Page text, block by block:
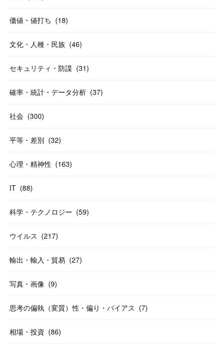
価値・値打ち (18)
文化・人種・民族 (46)
セキュリティ・防諜 (31)
確率・統計・データ分析 (37)
社会 (300)
平等・差別 (32)
心理・精神性 (163)
IT (88)
科学・テクノロジー (59)
ウイルス (217)
輸出・輸入・貿易 (27)
写真・画像 (9)
思考の偏執（変質）性・偏り・バイアス (7)
相場・投資 (86)